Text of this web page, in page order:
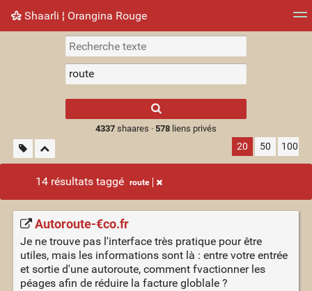
Shaarli ¦ Orangina Rouge
Nuage de tags Mur d'images
results.
4337shaares · 578liens privés
20 50 100
14 résultats taggé route
Autoroute-€co.fr
Je ne trouve pas l'interface très pratique pour être
utiles, mais les informations sont là : entre votre entrée
et sortie d'une autoroute, comment fvactionner les
péages afin de réduire la facture globlale ?